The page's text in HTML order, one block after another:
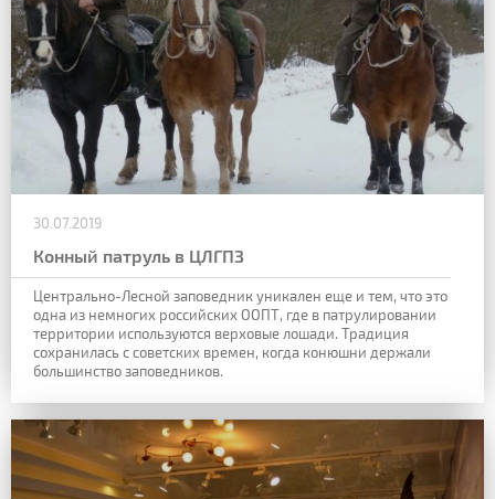
30.07.2019
Конный патруль в ЦЛГПЗ
Центрально-Лесной заповедник уникален еще и тем, что это
одна из немногих российских ООПТ, где в патрулировании
территории используются верховые лошади. Традиция
сохранилась с советских времен, когда конюшни держали
большинство заповедников.